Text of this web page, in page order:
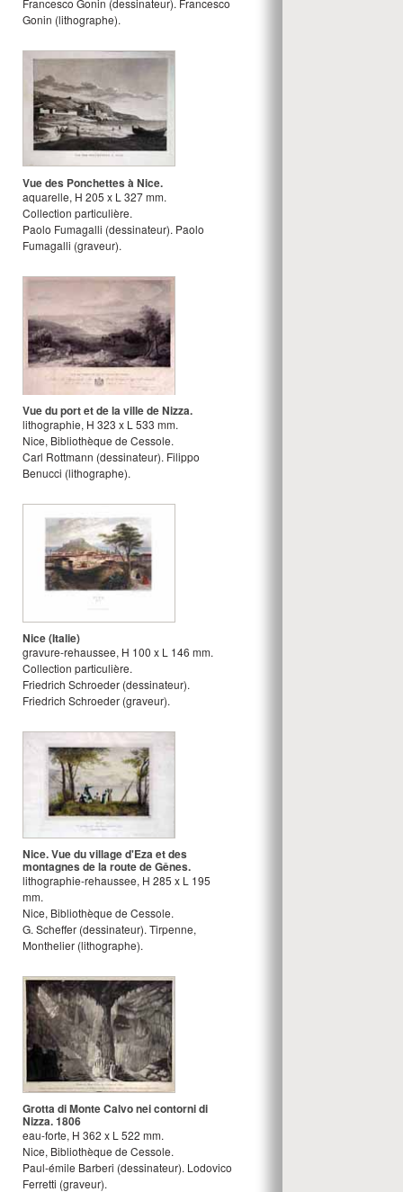
Francesco Gonin (dessinateur). Francesco
Gonin (lithographe).
Vue des Ponchettes à Nice.
aquarelle, H 205 x L 327mm.
Collection particulière.
Paolo Fumagalli (dessinateur). Paolo
Fumagalli (graveur).
Vue du port et de la ville de Nizza.
lithographie, H 323 x L 533 mm.
Nice, Bibliothèque de Cessole.
Carl Rottmann (dessinateur). Filippo
Benucci (lithographe).
Nice (Italie)
gravure-rehaussee, H 100 x L 146 mm.
Collection particulière.
Friedrich Schroeder (dessinateur).
Friedrich Schroeder (graveur).
Nice. Vue du village d'Eza et des
montagnes de la route de Gênes.
lithographie-rehaussee, H 285 x L 195
mm.
Nice, Bibliothèque de Cessole.
G. Scheffer (dessinateur). Tirpenne,
Monthelier (lithographe).
Grotta di Monte Calvo nei contorni di
Nizza. 1806
eau-forte, H 362 x L 522 mm.
Nice, Bibliothèque de Cessole.
Paul-émile Barberi (dessinateur). Lodovico
Ferretti (graveur).